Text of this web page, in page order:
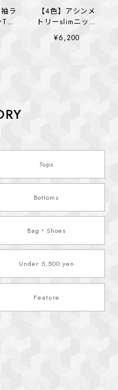
ラ
【4色】アシンメ
トリーslimニット
(kai1400)
¥6,200
Tops
Bottoms
Bag・Shoes
Under 5,500 yen
Feature